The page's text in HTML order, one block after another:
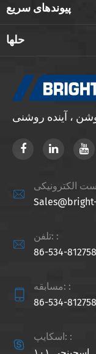
پیوندهای سریع
حلها
، آینده روشنی


تلفن: :
86-534-

مسابقه: :
86-534-

اسکایپ: :